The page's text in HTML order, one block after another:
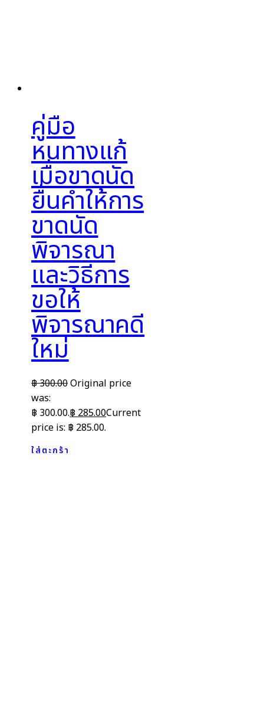
คู่มือ
หนทางแก้
เมื่อขาดนัด
ยื่นคำให้การ
ขาดนัด
พิจารณา
และวิธีการ
ขอให้
พิจารณาคดี
ใหม่
฿300.00Original price
was:
฿ 300.00.฿285.00Current
price is: ฿ 285.00.
ใส่ตะกร้า